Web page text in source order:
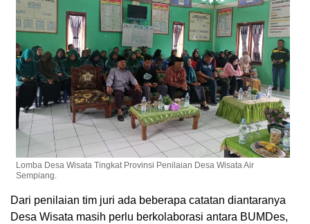
Lomba Desa Wisata Tingkat Provinsi Penilaian Desa Wisata Air
Sempiang.
Dari penilaian tim juri ada beberapa catatan diantaranya
Desa Wisata masih perlu berkolaborasi antara BUMDes,